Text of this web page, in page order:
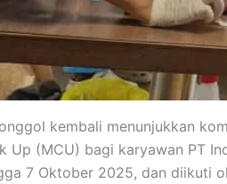
kembali menunjukkan
Up (MCU) bagi karyawan PT
7 Oktober 2025, dan diikuti